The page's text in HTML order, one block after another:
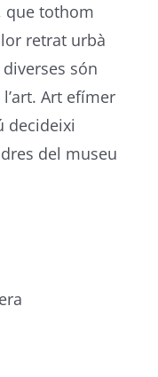
que tothom
retrat urbà
són
Art efímer
decideixi
del museu